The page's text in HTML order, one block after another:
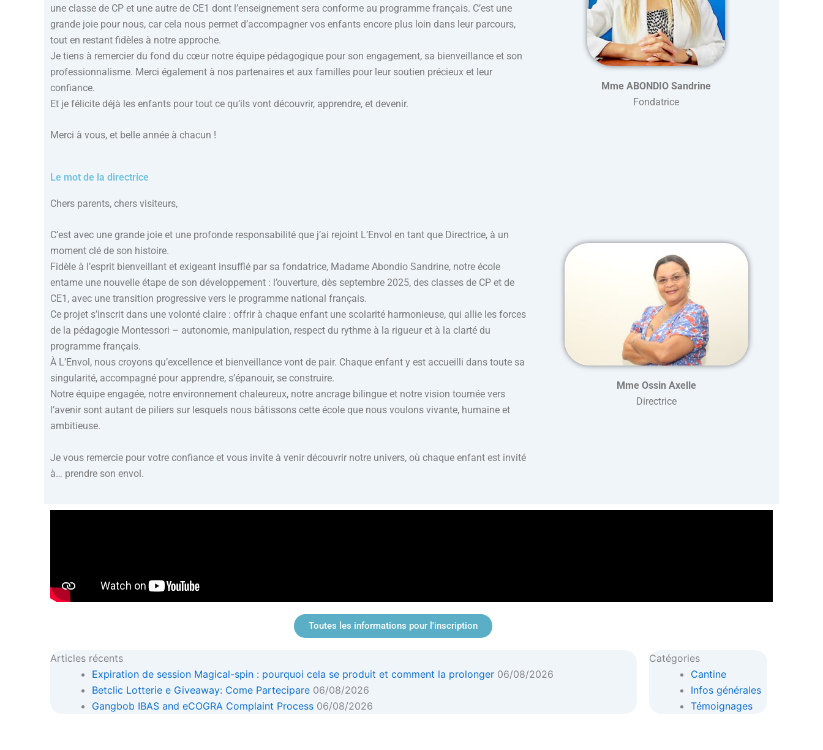
une classe de CP et une autre de CE1 dont l’enseignement sera conforme au programme français. C’est une
grande joie pour nous, car cela nous permet d’accompagner vos enfants encore plus loin dans leur parcours,
tout en restant fidèles à notre approche.
Je tiens à remercier du fond du cœur notre équipe pédagogique pour son engagement, sa bienveillance et son
professionnalisme. Merci également à nos partenaires et aux familles pour leur soutien précieux et leur
confiance.
Et je félicite déjà les enfants pour tout ce qu’ils vont découvrir, apprendre, et devenir.
Merci à vous, et belle année à chacun !
Mme ABONDIO Sandrine
Fondatrice
Le mot de la directrice
Chers parents, chers visiteurs,
C’est avec une grande joie et une profonde responsabilité que j’ai rejoint L’Envol en tant que Directrice, à un
moment clé de son histoire.
Fidèle à l’esprit bienveillant et exigeant insufflé par sa fondatrice, Madame Abondio Sandrine, notre école
entame une nouvelle étape de son développement : l’ouverture, dès septembre 2025, des classes de CP et de
CE1, avec une transition progressive vers le programme national français.
Ce projet s’inscrit dans une volonté claire : offrir à chaque enfant une scolarité harmonieuse, qui allie les forces
de la pédagogie Montessori – autonomie, manipulation, respect du rythme à la rigueur et à la clarté du
programme français.
À L’Envol, nous croyons qu’excellence et bienveillance vont de pair. Chaque enfant y est accueilli dans toute sa
singularité, accompagné pour apprendre, s’épanouir, se construire.
Notre équipe engagée, notre environnement chaleureux, notre ancrage bilingue et notre vision tournée vers
l’avenir sont autant de piliers sur lesquels nous bâtissons cette école que nous voulons vivante, humaine et
ambitieuse.
Je vous remercie pour votre confiance et vous invite à venir découvrir notre univers, où chaque enfant est invité
à… prendre son envol.
Mme Ossin Axelle
Directrice
Toutes les informations pour l'inscription
Articles récents
Expiration de session Magical-spin : pourquoi cela se produit et comment la prolonger 06/08/2026
Betclic Lotterie e Giveaway: Come Partecipare 06/08/2026
Gangbob IBAS and eCOGRA Complaint Process 06/08/2026
Catégories
Cantine
Infos générales
Témoignages